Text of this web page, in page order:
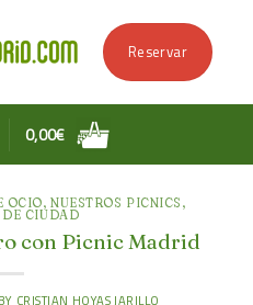
Reservar
0,00€
OCIO,NUESTROS PICNICS ,
CIUDAD
con Picnic Madrid
BY CRISTIAN HOYAS JARILLO